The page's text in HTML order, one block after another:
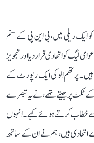
ایک ریلی میں، بی این پی کے سنم
لیگ کو اتحادی قرار دیا اور تجویز
پرتھم الو کی ایک رپورٹ کے
بار 1996 میں بی این پی کے ٹکٹ پر جیتے تھے، نے یہ تبصرے
سے خطاب کرتے ہوئے کہے۔ انہوں
اتحادی ہیں، ہم نے ان کے ساتھ